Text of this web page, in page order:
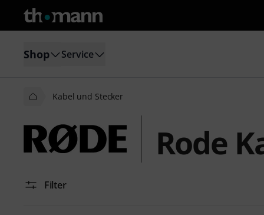
Shop Service
Kabel und Stecker
Rode
Filter